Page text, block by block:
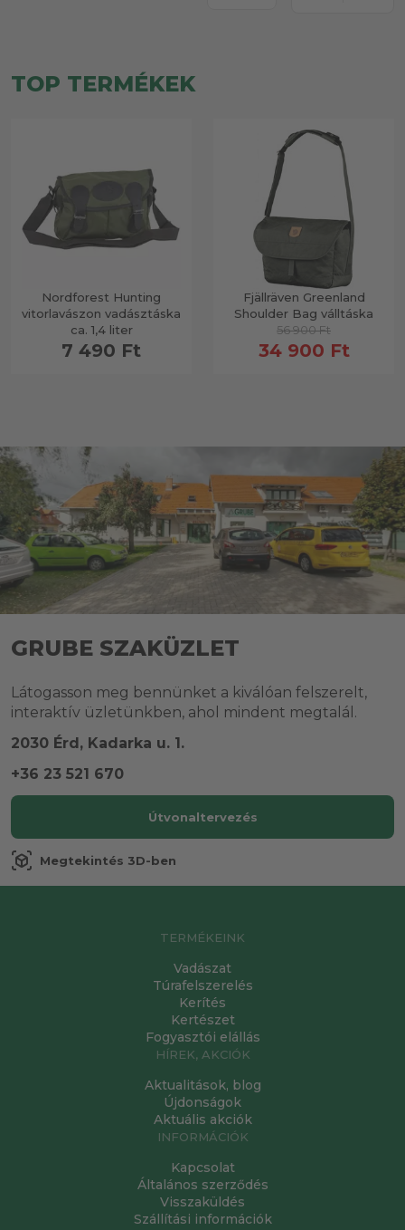
TOP TERMÉKEK
Nordforest Hunting
vitorlavászon vadásztáska
ca. 1,4 liter
7 490 Ft
Fjällräven Greenland
Shoulder Bag válltáska
56 900 Ft
34 900 Ft
GRUBE SZAKÜZLET
Látogasson meg bennünket a kiválóan felszerelt,
interaktív üzletünkben, ahol mindent megtalál.
2030 Érd, Kadarka u. 1.
+36 23 521 670
Útvonaltervezés
view_in_ar Megtekintés 3D-ben
TERMÉKEINK
Vadászat
Túrafelszerelés
Kerítés
Kertészet
Fogyasztói elállás
HÍREK, AKCIÓK
Aktualitások, blog
Újdonságok
Aktuális akciók
INFORMÁCIÓK
Kapcsolat
Általános szerződés
Visszaküldés
Szállítási információk